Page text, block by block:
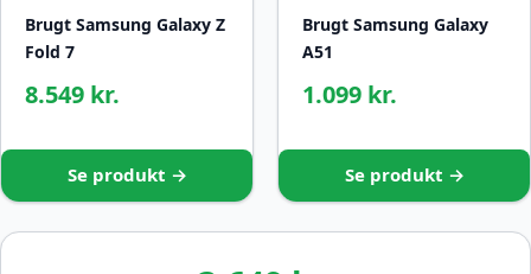
Brugt Samsung Galaxy Z
Fold 7
8.549 kr.
Se produkt →
Brugt Samsung Galaxy
A51
1.099 kr.
Se produkt →